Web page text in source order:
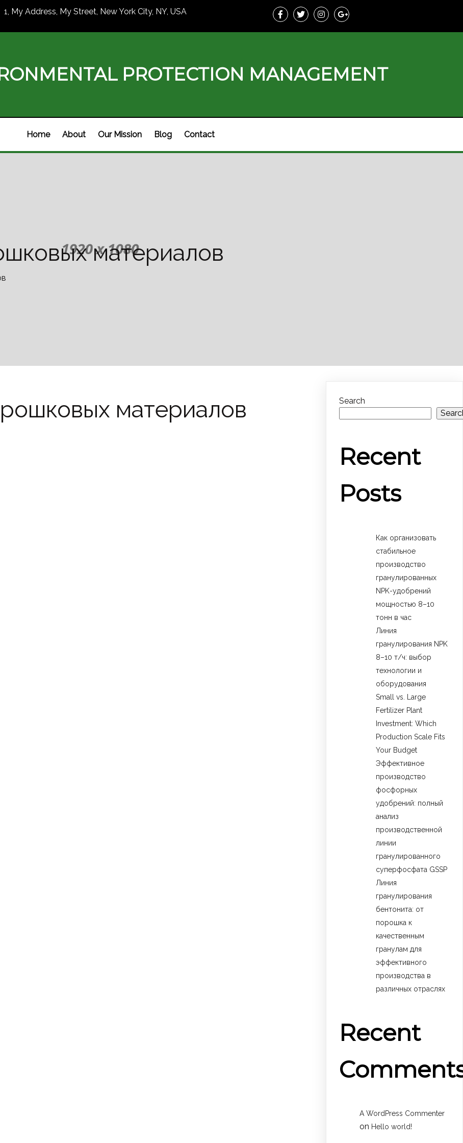
1, My Address, My Street, New York City, NY, USA
PROTECTION MANAGEMENT
Home About Our Mission Blog Contact
материалов
материалов
Search
Recent
Posts
Как организовать
стабильное
производство
гранулированных
NPK-удобрений
мощностью 8–10
тонн в час
Линия
гранулирования NPK
8–10 т/ч: выбор
технологии и
оборудования
Small vs. Large
Fertilizer Plant
Investment: Which
Production Scale Fits
Your Budget
Эффективное
производство
фосфорных
удобрений: полный
анализ
производственной
линии
гранулированного
суперфосфата GSSP
Линия
гранулирования
бентонита: от
порошка к
качественным
гранулам для
эффективного
производства в
различных отраслях
Recent
A WordPress Commenter
on Hello world!